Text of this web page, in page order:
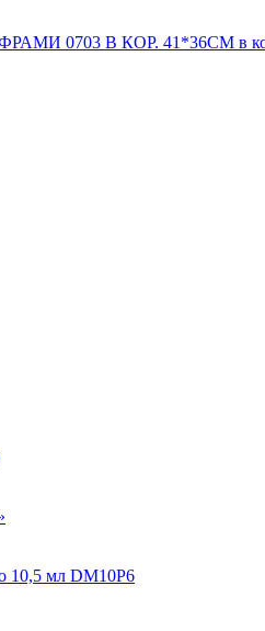
0703 В КОР. 41*36СМ в
10,5 мл DM10P6